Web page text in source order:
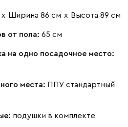
х Ширина 86 см х Высота 89 см
от пола: 65 см
на одно посадочное место:
места: ППУ стандартный
подушки в комплекте